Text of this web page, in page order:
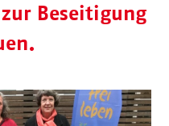
Beseitigung